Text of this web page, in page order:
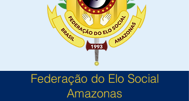
Federação do Elo Social
Amazonas